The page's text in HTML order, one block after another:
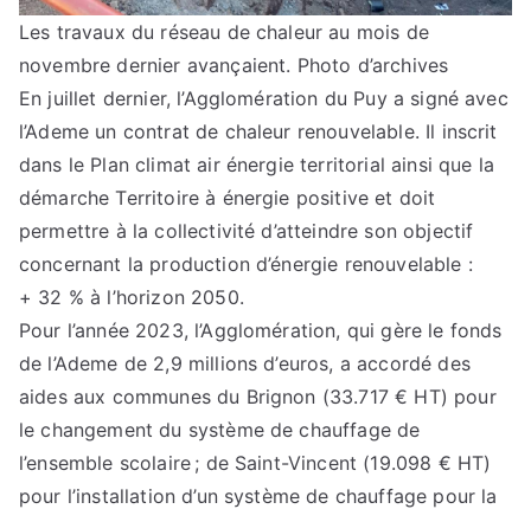
Les travaux du réseau de chaleur au mois de
novembre dernier avançaient. Photo d’archives
En juillet dernier, l’Agglomération du Puy a signé avec
l’Ademe un contrat de chaleur renouvelable. Il inscrit
dans le Plan climat air énergie territorial ainsi que la
démarche Territoire à énergie positive et doit
permettre à la collectivité d’atteindre son objectif
concernant la production d’énergie renouvelable :
+ 32 % à l’horizon 2050.
Pour l’année 2023, l’Agglomération, qui gère le fonds
de l’Ademe de 2,9 millions d’euros, a accordé des
aides aux communes du Brignon (33.717 € HT) pour
le changement du système de chauffage de
l’ensemble scolaire ; de Saint-Vincent (19.098 € HT)
pour l’installation d’un système de chauffage pour la